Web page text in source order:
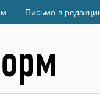
Письмо в